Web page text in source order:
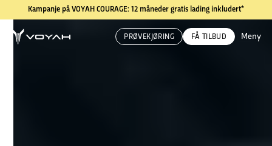
Kampanje på VOYAH COURAGE: 12 måneder gratis lading inkludert*
PRØVEKJØRING FÅ TILBUD Meny